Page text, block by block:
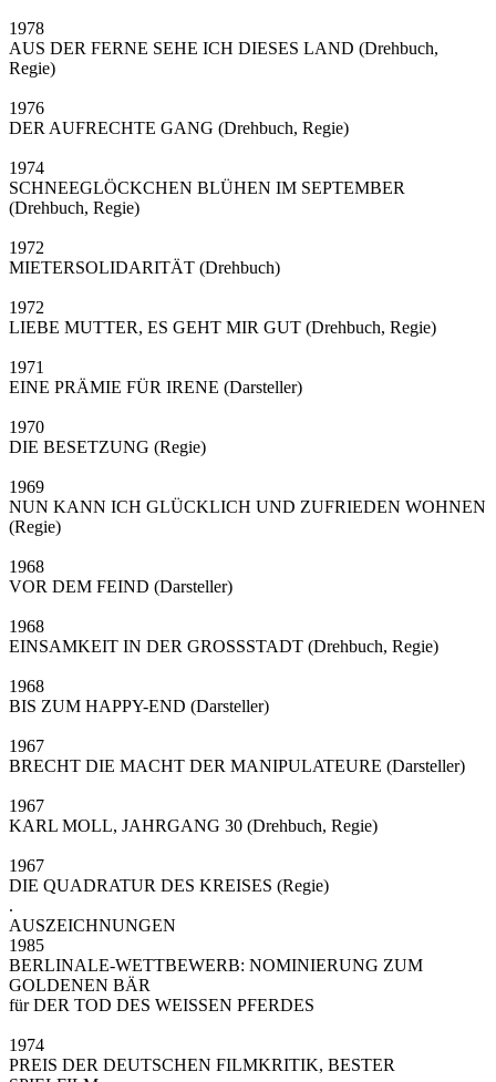
1978
AUS DER FERNE SEHE ICH DIESES LAND (Drehbuch,
Regie)
1976
DER AUFRECHTE GANG (Drehbuch, Regie)
1974
SCHNEEGLÖCKCHEN BLÜHEN IM SEPTEMBER
(Drehbuch, Regie)
1972
MIETERSOLIDARITÄT (Drehbuch)
1972
LIEBE MUTTER, ES GEHT MIR GUT (Drehbuch, Regie)
1971
EINE PRÄMIE FÜR IRENE (Darsteller)
1970
DIE BESETZUNG (Regie)
1969
NUN KANN ICH GLÜCKLICH UND ZUFRIEDEN WOHNEN
(Regie)
1968
VOR DEM FEIND (Darsteller)
1968
EINSAMKEIT IN DER GROSSSTADT (Drehbuch, Regie)
1968
BIS ZUM HAPPY-END (Darsteller)
1967
BRECHT DIE MACHT DER MANIPULATEURE (Darsteller)
1967
KARL MOLL, JAHRGANG 30 (Drehbuch, Regie)
1967
DIE QUADRATUR DES KREISES (Regie)
.
AUSZEICHNUNGEN
1985
BERLINALE-WETTBEWERB: NOMINIERUNG ZUM
GOLDENEN BÄR
für DER TOD DES WEISSEN PFERDES
1974
PREIS DER DEUTSCHEN FILMKRITIK, BESTER